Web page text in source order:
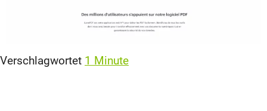
Verschlagwortet 1 Minute